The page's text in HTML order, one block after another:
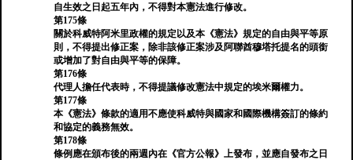
自生效之日起五年內，不得對本憲法進行修改。
第175條
關於科威特阿米里政權的規定以及本《憲法》規定的自由與平等原
則，不得提出修正案，除非該修正案涉及阿聯酋穆塔托提名的頭銜
或增加了對自由與平等的保障。
第176條
代理人擔任代表時，不得提議修改憲法中規定的埃米爾權力。
第177條
本《憲法》條款的適用不應使科威特與國家和國際機構簽訂的條約
和協定的義務無效。
第178條
條例應在頒布後的兩週內在《官方公報》上發布，並應自發布之日